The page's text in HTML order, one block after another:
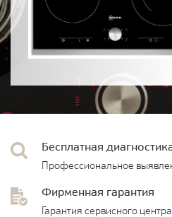
Бесплатная
Профессиональное
Фирменная гарантия
Гарантия сервисного центра